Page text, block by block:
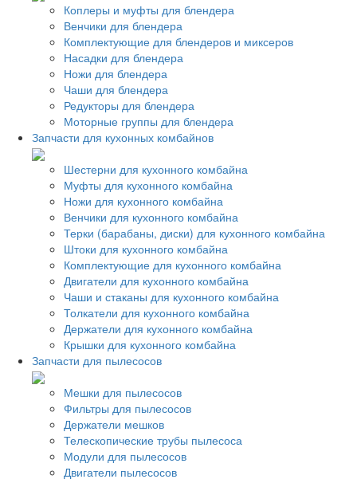
Коплеры и муфты для блендера
Венчики для блендера
Комплектующие для блендеров и миксеров
Насадки для блендера
Ножи для блендера
Чаши для блендера
Редукторы для блендера
Моторные группы для блендера
Запчасти для кухонных комбайнов
Шестерни для кухонного комбайна
Муфты для кухонного комбайна
Ножи для кухонного комбайна
Венчики для кухонного комбайна
Терки (барабаны, диски) для кухонного комбайна
Штоки для кухонного комбайна
Комплектующие для кухонного комбайна
Двигатели для кухонного комбайна
Чаши и стаканы для кухонного комбайна
Толкатели для кухонного комбайна
Держатели для кухонного комбайна
Крышки для кухонного комбайна
Запчасти для пылесосов
Мешки для пылесосов
Фильтры для пылесосов
Держатели мешков
Телескопические трубы пылесоса
Модули для пылесосов
Двигатели пылесосов